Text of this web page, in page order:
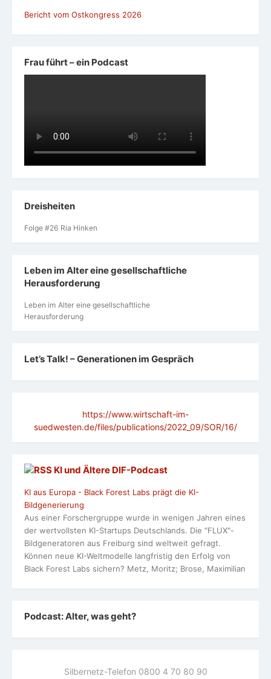
Bericht vom Ostkongress 2026
Frau führt – ein Podcast
Dreisheiten
Folge #26 Ria Hinken
Leben im Alter eine gesellschaftliche
Herausforderung
Leben im Alter eine gesellschaftliche
Herausforderung
Let’s Talk! – Generationen im Gespräch
https://www.wirtschaft-im-
suedwesten.de/files/publications/2022_09/SOR/16/
KI und Ältere DlF-Podcast
KI aus Europa - Black Forest Labs prägt die KI-
Bildgenerierung
Aus einer Forschergruppe wurde in wenigen Jahren eines
der wertvollsten KI-Startups Deutschlands. Die "FLUX"-
Bildgeneratoren aus Freiburg sind weltweit gefragt.
Können neue KI-Weltmodelle langfristig den Erfolg von
Black Forest Labs sichern? Metz, Moritz; Brose, Maximilian
Podcast: Alter, was geht?
Silbernetz-Telefon 0800 4 70 80 90